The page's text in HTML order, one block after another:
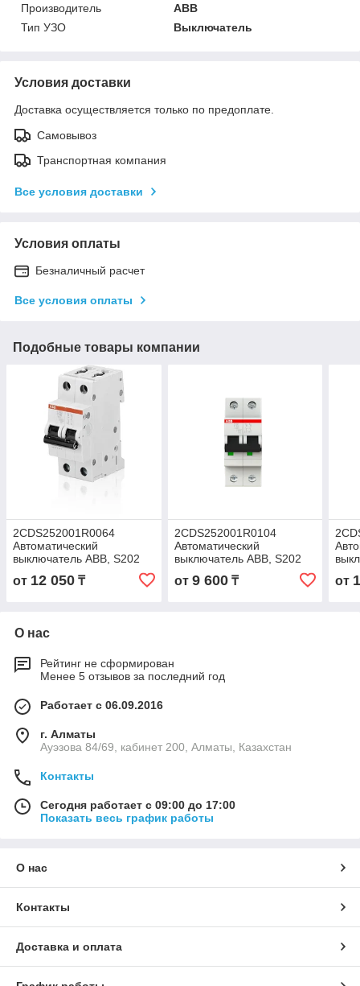
Производитель
ABB
Тип УЗО
Выключатель
Условия доставки
Доставка осуществляется только по предоплате.
Самовывоз
Транспортная компания
Все условия доставки
Условия оплаты
Безналичный расчет
Все условия оплаты
Подобные товары компании
2CDS252001R0064
Автоматический
выключатель ABB, S202
2P 6А (С) 6 kA
от 12 050 ₸
2CDS252001R0104
Автоматический
выключатель ABB, S202
2P 10А (С) 6 kA
от 9 600₸ от
О нас
Рейтинг не сформирован
Менее 5 отзывов за последний год
Работает с 06.09.2016
г. Алматы
Ауэзова 84/69, кабинет 200, Алматы, Казахстан
Контакты
Сегодня работает с 09:00 до 17:00
Показать весь график работы
О нас
Контакты
Доставка и оплата